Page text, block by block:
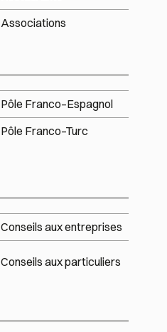
Associations
Pôle Franco–Espagnol
Pôle Franco–Turc
Conseils aux entreprises
Conseils aux particuliers